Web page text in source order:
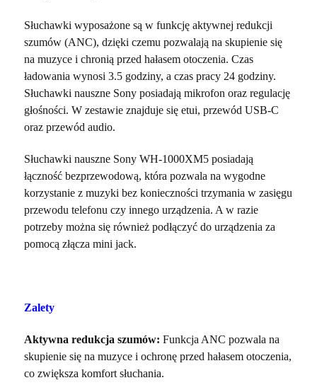
Słuchawki wyposażone są w funkcję aktywnej redukcji
szumów (ANC), dzięki czemu pozwalają na skupienie się
na muzyce i chronią przed hałasem otoczenia. Czas
ładowania wynosi 3.5 godziny, a czas pracy 24 godziny.
Słuchawki nauszne Sony posiadają mikrofon oraz regulację
głośności. W zestawie znajduje się etui, przewód USB-C
oraz przewód audio.
Słuchawki nauszne Sony WH-1000XM5 posiadają
łączność bezprzewodową, która pozwala na wygodne
korzystanie z muzyki bez konieczności trzymania w zasięgu
przewodu telefonu czy innego urządzenia. A w razie
potrzeby można się również podłączyć do urządzenia za
pomocą złącza mini jack.
Zalety
Aktywna redukcja szumów: Funkcja ANC pozwala na
skupienie się na muzyce i ochronę przed hałasem otoczenia,
co zwiększa komfort słuchania.